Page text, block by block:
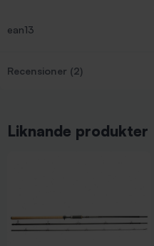
ean13
Recensioner (2)
Liknande produkter